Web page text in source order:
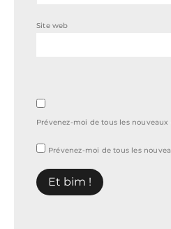
Site web
Prévenez-moi de tous les
Prévenez-moi de tous les